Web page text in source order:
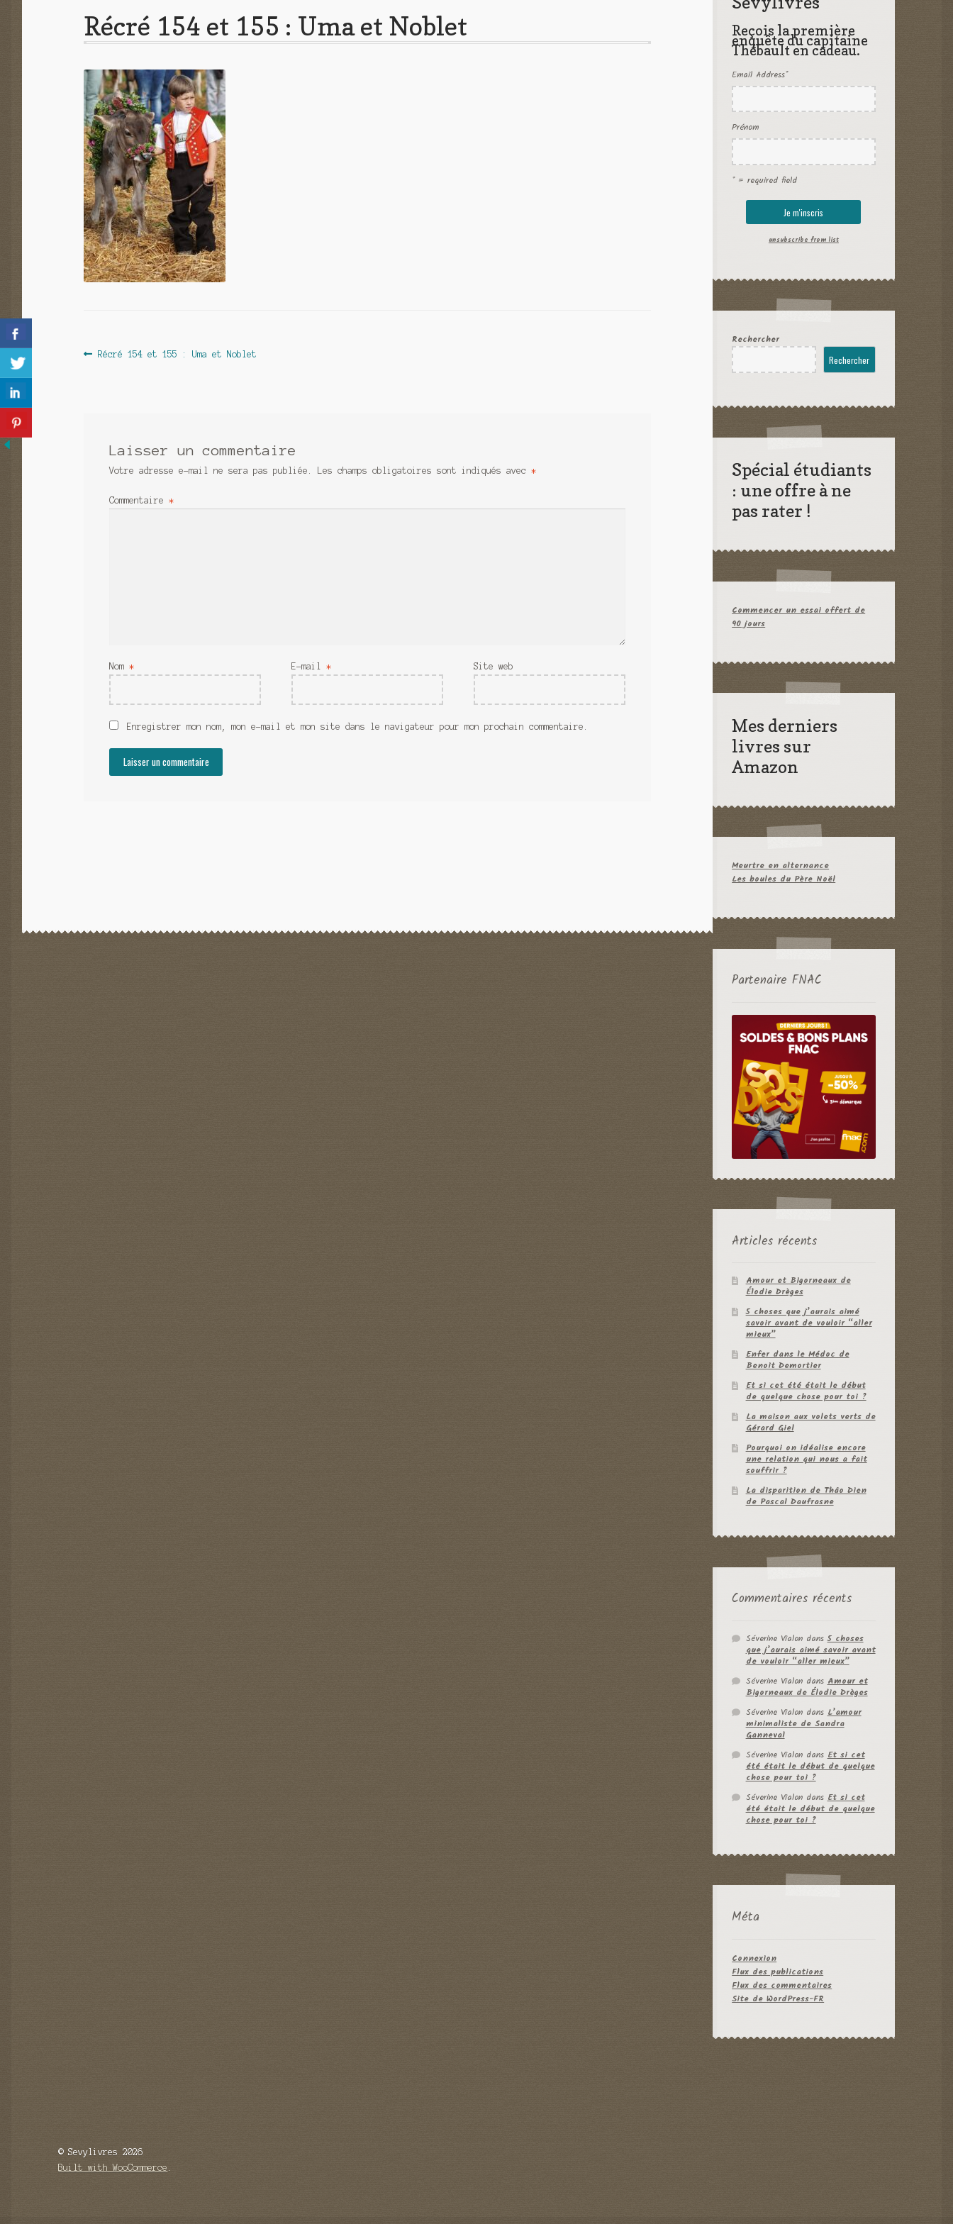
Récré 154 et 155 : Uma et Noblet
Navigation
Article
Récré 154 et 155 : Uma et Noblet
Laisser un commentaire
Votre adresse e-mail ne sera pas publiée. Les champs obligatoires sont indiqués avec*
Commentaire*
Nom* E-mail* Site web
Enregistrer mon nom, mon e-mail et mon site dans le navigateur pour mon prochain commentaire.
Reçois la première
enquête du capitaine
Thébault en cadeau.
Email Address*
Prénom
* = required field
unsubscribe from list
Rechercher
Rechercher
Spécial étudiants
: une offre à ne
pas rater !
Commencer un essai offert de
90 jours
Mes derniers
livres sur
Amazon
Meurtre en alternance
Les boules du Père Noël
Partenaire FNAC
Articles récents
Amour et Bigorneaux de
Élodie Drèges
5 choses que j’aurais aimé
savoir avant de vouloir “aller
mieux”
Enfer dans le Médoc de
Benoit Demortier
Et si cet été était le début
de quelque chose pour toi ?
La maison aux volets verts de
Gérard Giel
Pourquoi on idéalise encore
une relation qui nous a fait
souffrir ?
La disparition de Thâo Dien
de Pascal Daufrasne
Commentaires récents
Séverine Vialondans5 choses
que j’aurais aimé savoir avant
de vouloir “aller mieux”
Séverine VialondansAmour et
Bigorneaux de Élodie Drèges
Séverine VialondansL’amour
minimaliste de Sandra
Ganneval
Séverine VialondansEt si cet
été était le début de quelque
chose pour toi ?
Séverine VialondansEt si cet
été était le début de quelque
chose pour toi ?
Méta
Connexion
Flux des publications
Flux des commentaires
Site de WordPress-FR
© Sevylivres 2026
Built with WooCommerce